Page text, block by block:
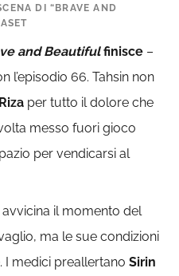
DI “BRAVE AND
and Beautifulfinisce –
l’episodio 66. Tahsin non
Riza per tutto il dolore che
messo fuori gioco
per vendicarsi al
avvicina il momento del
ma le sue condizioni
I medici preallertanoSirin